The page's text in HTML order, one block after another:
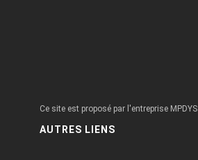
Ce site est proposé par l'entreprise MPDYS
AUTRES LIENS